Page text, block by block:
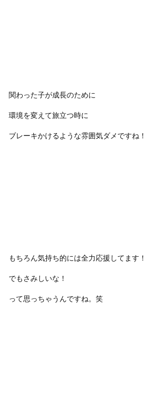
関わった子が成長のために
環境を変えて旅立つ時に
ブレーキかけるような雰囲気ダメですね！
もちろん気持ち的には全力応援してます！
でもさみしいな！
って思っちゃうんですね。笑